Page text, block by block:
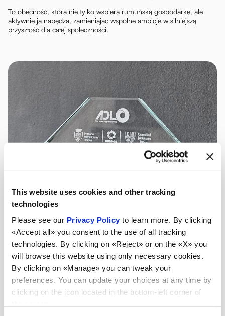
This website uses cookies and other tracking
technologies
Please see our Privacy Policy to learn more. By clicking
«Accept all» you consent to the use of all tracking
technologies. By clicking on «Reject» or on the «X» you
will browse this website using only necessary cookies.
By clicking on «Manage» you can tweak your
preferences. You can update your choices at any time by
clicking on the icon located in the bottom-left corner of
To obecność, która nie tylko wspiera rumuńską gospodarkę, ale
aktywnie ją napędza, zamieniając wspólne ambicje w silniejszą
przyszłość dla całej społeczności.